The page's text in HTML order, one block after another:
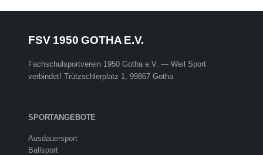
FSV 1950 GOTHA E.V.
Fachschulsportverein 1950 Gotha e.V. — Weil Sport
verbindet! Trützschlerplatz 1, 99867 Gotha
SPORTANGEBOTE
Ausdauersport
Ballsport